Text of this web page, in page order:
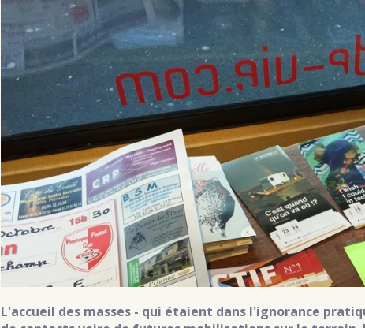
L'accueil des masses - qui étaient dans l'ignorance